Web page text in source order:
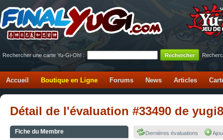
Rechercher une carte Yu-Gi-Oh! :
Accueil Boutique en Ligne Forums News Articles
Détail de l'évaluation #33490 de
Fiche du Membre Dernières évaluations